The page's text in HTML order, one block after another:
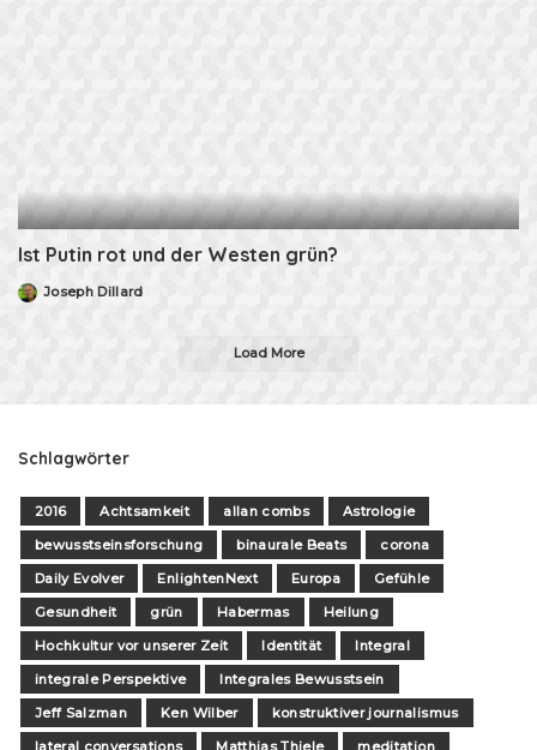
Ist Putin rot und der Westen grün?
PostedJoseph Dillard
Load More
Schlagwörter
2016 Achtsamkeit allan combs
Astrologie
bewusstseinsforschung
binaurale Beats
corona
Daily Evolver
EnlightenNext Europa
Gefühle
Gesundheit
grün Habermas
Heilung
Hochkultur vor unserer Zeit
Identität
Integral
integrale Perspektive
Integrales Bewusstsein
Jeff Salzman
Ken Wilber
konstruktiver journalismus
lateral conversations
Matthias Thiele
meditation